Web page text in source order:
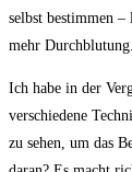
selbst bestimmen
mehr Durchblutung.
Ich habe in⁤ der
verschiedene
zu sehen, um das‌